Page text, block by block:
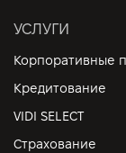
УСЛУГИ
Корпоративные
Кредитование
VIDI SELECT
Страхование